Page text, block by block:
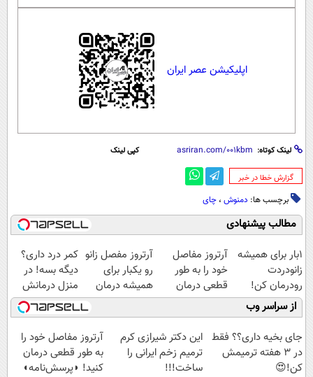
اپلیکیشن عصر ایران
لینک کوتاه: کپی لینک
‌گزارش خطا در خبر
برچسب ها: دمنوش ، چای
مطالب پیشنهادی
1بار برای همیشه
زانودردت
رودرمان کن!
(تکنولوژی آلمان)
◂پرسشنامه▸
آرتروز مفاصل
خود را به طور
قطعی درمان
کنید!
◗پرسش‌نامه◖
آرتروز مفصل زانو
رو یکبار برای
همیشه درمان
کن!
◗پرسش‌نامه◖
کمر درد داری؟
دیگه بسه! در
منزل درمانش
کن
(◀پرسش‌نامه)
از سراسر وب
جای بخیه داری؟؟ فقط
در 3 هفته ترمیمش
کن!😍
این دکتر شیرازی کرم
ترمیم زخم ایرانی را
ساخت!!!
آرتروز مفاصل خود را
به طور قطعی درمان
کنید! ◗پرسش‌نامه◖